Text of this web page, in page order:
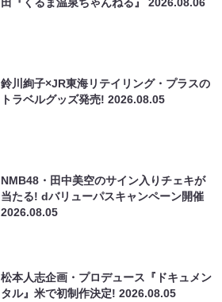
鈴川絢子×JR東海リテイリング・プラスの
トラベルグッズ発売!2026.08.05
NMB48・田中美空のサイン入りチェキが
当たる! dバリューパスキャンペーン開催
2026.08.05
松本人志企画・プロデュース『ドキュメン
タル』米で初制作決定!2026.08.05